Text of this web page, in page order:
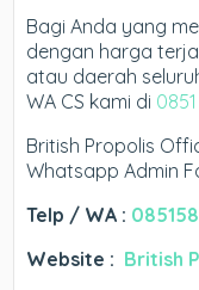
Bagi Anda yang
dengan harga
atau daerah
WA CS kami di
British Propolis
Whatsapp Admin
Telp / WA :
Website : British